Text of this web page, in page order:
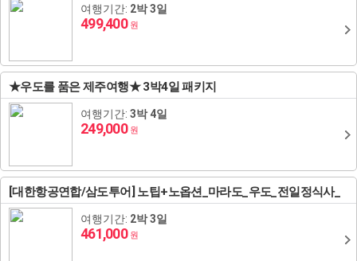
푸꾸옥
하노이/하롱베이
세부
보홀
클락
씨엠립(앙코르왓)
라오스
방비엥
대만
가오슝
타이중
브루나이
싱가포르
싱가포르
인도/네팔
후쿠오카
벳부/유후인
삿포로/후라노/비에이
아키타/센다이
브리즈번
독일
벨기에/네덜란드/룩셈부르크
슬로베니아
에스토니아
라트비아
리투아니아
조지아
아르메니아
스페인
그리스/이집트
두바이
칸쿤
남미(브라질/칠레/아르헨티나)
알래스카
중국/홍콩/몽골/중앙
상해
북경
사천성(성도/구채구)
서안
태항산
ZEUS(하이엔드)
여행기간: 2박 3일
499,400 원
★우도를 품은 제주여행★ 3박4일 패키지
여행기간: 3박 4일
249,000 원
[대한항공연합/삼도투어] 노팁+노옵션_마라도_우도_전일정식사_
패키지 3일
여행기간: 2박 3일
461,000 원